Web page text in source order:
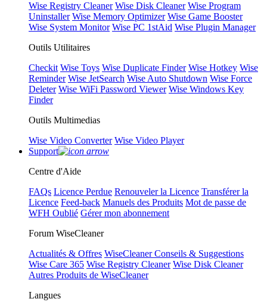
Wise Registry Cleaner Wise Disk Cleaner Wise Program
Uninstaller Wise Memory Optimizer Wise Game Booster
Wise System Monitor Wise PC 1stAid Wise Plugin Manager
Outils Utilitaires
Checkit Wise Toys Wise Duplicate Finder Wise Hotkey Wise
Reminder Wise JetSearch Wise Auto Shutdown Wise Force
Deleter Wise WiFi Password Viewer Wise Windows Key
Finder
Outils Multimedias
Wise Video Converter Wise Video Player
Support
Centre d'Aide
FAQs Licence Perdue Renouveler la Licence Transférer la
Licence Feed-back Manuels des Produits Mot de passe de
WFH Oublié Gérer mon abonnement
Forum WiseCleaner
Actualités & Offres WiseCleaner Conseils & Suggestions
Wise Care 365 Wise Registry Cleaner Wise Disk Cleaner
Autres Produits de WiseCleaner
Langues